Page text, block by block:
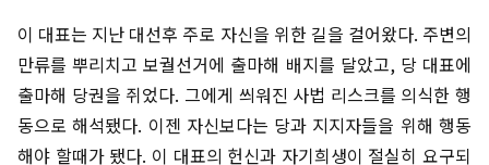
이 대표는 지난 대선후 주로 자신을 위한 길을 걸어왔다. 주변의
만류를 뿌리치고 보궐선거에 출마해 배지를 달았고, 당 대표에
출마해 당권을 쥐었다. 그에게 씌워진 사법 리스크를 의식한 행
동으로 해석됐다. 이젠 자신보다는 당과 지지자들을 위해 행동
해야 할때가 됐다. 이 대표의 헌신과 자기희생이 절실히 요구되